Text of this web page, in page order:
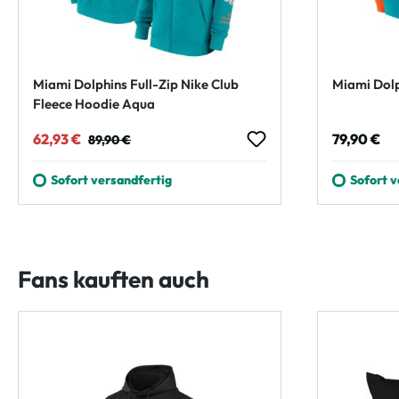
Miami Dolphins Full-Zip Nike Club
Fleece Hoodie Aqua
Verkaufspreis:
62,93 € Regulärer Preis:
89,90 €
Sofort versandfertig
Miami
Regulärer
79,90 €
Sofort
Fans kauften auch